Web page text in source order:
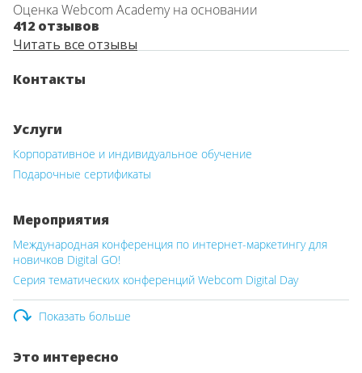
Контакты
Оценка Webcom Academy на основании
412 отзывов
Читать все отзывы
Услуги
Корпоративное и индивидуальное обучение
Подарочные сертификаты
Мероприятия
Международная конференция по интернет-маркетингу для
новичков Digital GO!
Серия тематических конференций Webcom Digital Day
Показать больше
Это интересно